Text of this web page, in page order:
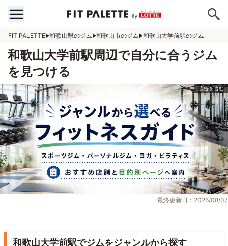
FIT PALETTE 和歌山県のジム 和歌山市のジム 和歌山大学前駅のジム
和歌山大学前駅周辺で自分に合うジム
を見つける
最終更新日：2026/08/07
和歌山大学前駅でジムをジャンルから探す